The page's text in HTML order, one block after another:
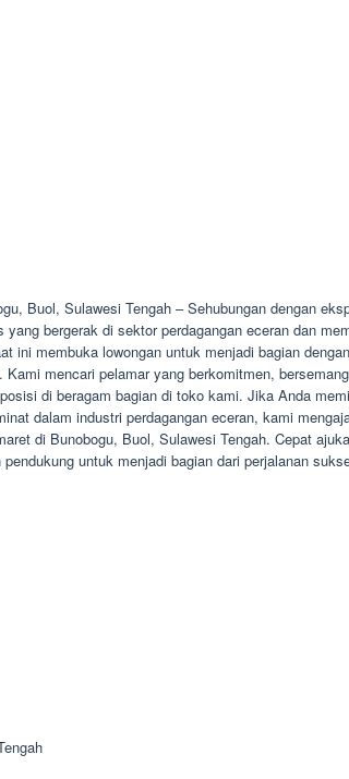
Buol, Sulawesi Tengah – Sehubungan dengan
bergerak di sektor perdagangan eceran dan
ini membuka lowongan untuk menjadi bagian
Kami mencari pelamar yang berkomitmen,
di beragam bagian di toko kami. Jika Anda
dalam industri perdagangan eceran, kami
di Bunobogu, Buol, Sulawesi Tengah. Cepat
untuk menjadi bagian dari perjalanan